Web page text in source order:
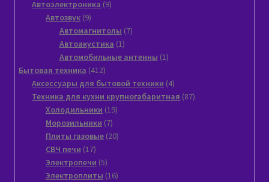
Автоэлектроника 99
Автозвук 99
товаров
Автомагнитолы 77
Автоакустика 11
товар
Автомобильные антенны 11
Бытовая техника 412412
товаров
Аксессуары для бытовой техники 44
товара
Техника для кухни крупногабаритная 8787
Xолодильники 1919
Морозильники 77
товаров
Плиты газовые 2020
СВЧ печи 1717
товаров
Электропечи 55
товаров
Электроплиты 1616